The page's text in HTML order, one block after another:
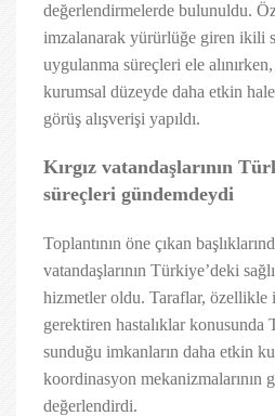
değerlendirmelerde bulunuldu.
imzalanarak yürürlüğe giren ikili
uygulanma süreçleri ele
kurumsal düzeyde daha etkin
görüş alışverişi yapıldı.
Kırgız vatandaşlarının
süreçleri gündemdeydi
Toplantının öne çıkan
vatandaşlarının Türkiye’deki
hizmetler oldu. Taraflar, özellikle
gerektiren hastalıklar konusunda
sunduğu imkanların daha etkin
koordinasyon mekanizmalarının
değerlendirdi.